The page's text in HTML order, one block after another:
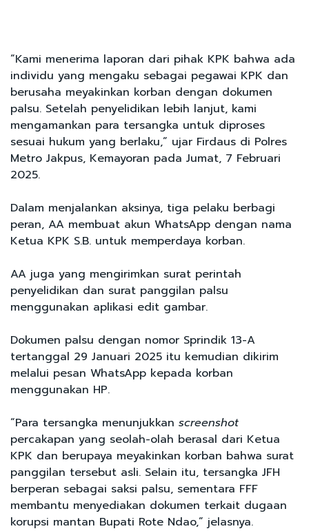
“Kami menerima laporan dari pihak KPK bahwa ada
individu yang mengaku sebagai pegawai KPK dan
berusaha meyakinkan korban dengan dokumen
palsu. Setelah penyelidikan lebih lanjut, kami
mengamankan para tersangka untuk diproses
sesuai hukum yang berlaku,” ujar Firdaus di Polres
Metro Jakpus, Kemayoran pada Jumat, 7 Februari
2025.
Dalam menjalankan aksinya, tiga pelaku berbagi
peran, AA membuat akun WhatsApp dengan nama
Ketua KPK S.B. untuk memperdaya korban.
AA juga yang mengirimkan surat perintah
penyelidikan dan surat panggilan palsu
menggunakan aplikasi edit gambar.
Dokumen palsu dengan nomor Sprindik 13-A
tertanggal 29 Januari 2025 itu kemudian dikirim
melalui pesan WhatsApp kepada korban
menggunakan HP.
“Para tersangka menunjukkan screenshot
percakapan yang seolah-olah berasal dari Ketua
KPK dan berupaya meyakinkan korban bahwa surat
panggilan tersebut asli. Selain itu, tersangka JFH
berperan sebagai saksi palsu, sementara FFF
membantu menyediakan dokumen terkait dugaan
korupsi mantan Bupati Rote Ndao,” jelasnya.